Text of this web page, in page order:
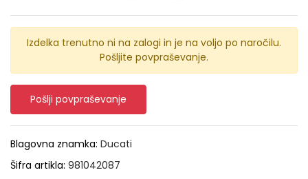
Izdelka trenutno ni na zalogi in je na voljo po naročilu.
Pošljite povpraševanje.
Pošlji povpraševanje
Blagovna znamka: Ducati
Šifra artikla: 981042087